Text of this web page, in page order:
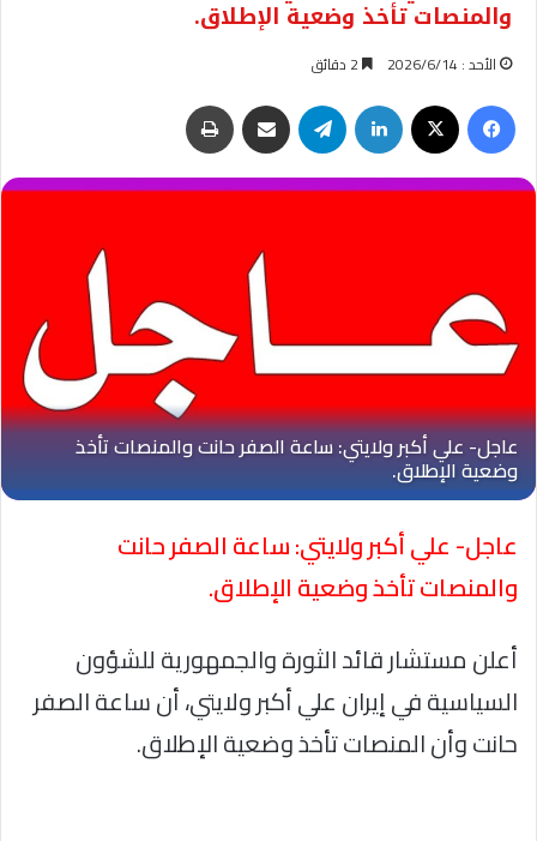
والمنصات تأخذ وضعية الإطلاق.
الأحد : 2026/6/14
فيسبوك لينكدإن تيلقرام مشاركة عبر البريد
عاجل- علي أكبر ولايتي: ساعة الصفر حانت
والمنصات تأخذ وضعية الإطلاق.
أعلن مستشار قائد الثورة والجمهورية للشؤون
السياسية في إيران علي أكبر ولايتي، أن ساعة الصفر
حانت وأن المنصات تأخذ وضعية الإطلاق.